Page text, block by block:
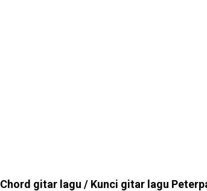
Chord gitar lagu / Kunci gitar lagu